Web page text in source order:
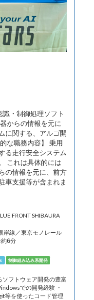
識・制御処理ソフト
からの情報を元に
に関する、アルゴ開
な職務内容】 乗用
る走行安全システム
これは具体的には
の情報を元に、前方
車支援等が含まれま
FRONT SHIBAURA
岸線／東京モノレール
約6分
制御組み込み系開発
ソフトウェア開発の豊富
での開発経験 ・
等を使ったコード管理